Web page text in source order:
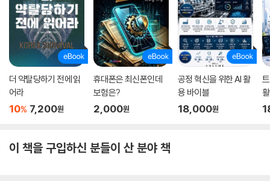
더 약탈당하기 전에 읽
어라
10% 7,200원
휴대폰은 최신폰인데
보험은?
2,000원
공정 혁신을 위한 AI 활
용 바이블
18,000원
이 책을 구입하신 분들이 산 분야 책